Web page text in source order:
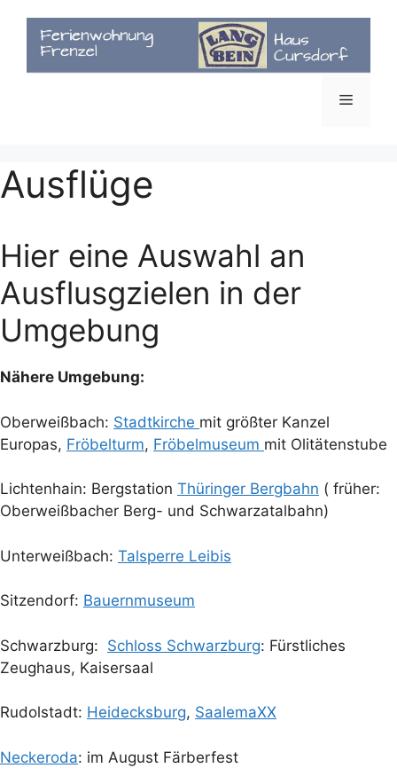
springen
Menü
Ausflüge
Hier eine Auswahl an
Ausflusgzielen in der
Umgebung
Nähere Umgebung:
Oberweißbach: Stadtkirche mit größter Kanzel
Europas, Fröbelturm, Fröbelmuseum mit Olitätenstube
Lichtenhain: Bergstation Thüringer Bergbahn ( früher:
Oberweißbacher Berg- und Schwarzatalbahn)
Unterweißbach: Talsperre Leibis
Sitzendorf: Bauernmuseum
Schwarzburg: Schloss Schwarzburg: Fürstliches
Zeughaus, Kaisersaal
Rudolstadt: Heidecksburg, SaalemaXX
Neckeroda: im August Färberfest